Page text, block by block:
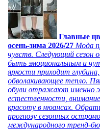
Главные
осень-зима 2026/27 Мода
чувств. Следующий сезон
быть эмоциональным и
яркости приходит
обволакивающее тепло.
обуви отражают именно
естественности,
красоту в нюансах.
прогнозу сезонных
международного тренд-